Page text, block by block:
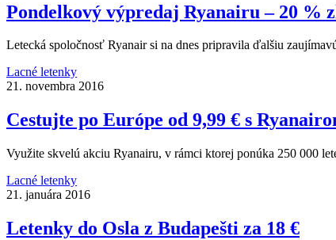
Pondelkový výpredaj Ryanairu – 20 %
Letecká spoločnosť Ryanair si na dnes pripravila ďalšiu
Lacné letenky
21. novembra 2016
Cestujte po Európe od 9,99 € s
Využite skvelú akciu Ryanairu, v rámci ktorej ponúka 250 000
Lacné letenky
21. januára 2016
Letenky do Osla z Budapešti za 18 €